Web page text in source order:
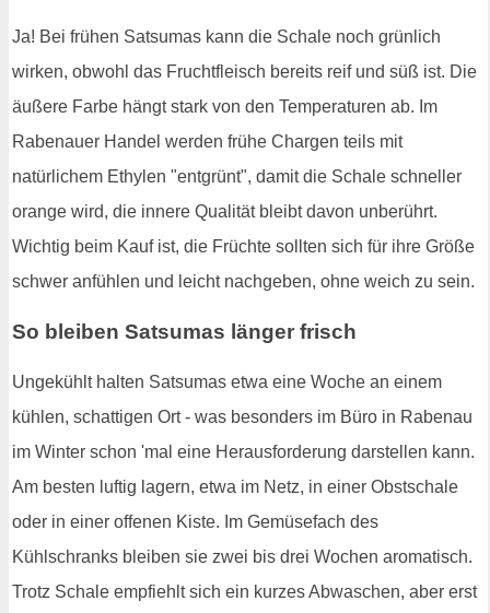
Ja! Bei frühen Satsumas kann die Schale noch grünlich
wirken, obwohl das Fruchtfleisch bereits reif und süß ist. Die
äußere Farbe hängt stark von den Temperaturen ab. Im
Rabenauer Handel werden frühe Chargen teils mit
natürlichem Ethylen "entgrünt", damit die Schale schneller
orange wird, die innere Qualität bleibt davon unberührt.
Wichtig beim Kauf ist, die Früchte sollten sich für ihre Größe
schwer anfühlen und leicht nachgeben, ohne weich zu sein.
So bleiben Satsumas länger frisch
Ungekühlt halten Satsumas etwa eine Woche an einem
kühlen, schattigen Ort - was besonders im Büro in Rabenau
im Winter schon 'mal eine Herausforderung darstellen kann.
Am besten luftig lagern, etwa im Netz, in einer Obstschale
oder in einer offenen Kiste. Im Gemüsefach des
Kühlschranks bleiben sie zwei bis drei Wochen aromatisch.
Trotz Schale empfiehlt sich ein kurzes Abwaschen, aber erst